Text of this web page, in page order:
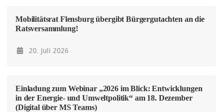
Mobilitätsrat Flensburg übergibt Bürgergutachten an die
Ratsversammlung!
20. Juli 2026
Einladung zum Webinar „2026 im Blick: Entwicklungen
in der Energie- und Umweltpolitik“ am 18. Dezember
(Digital über MS Teams)